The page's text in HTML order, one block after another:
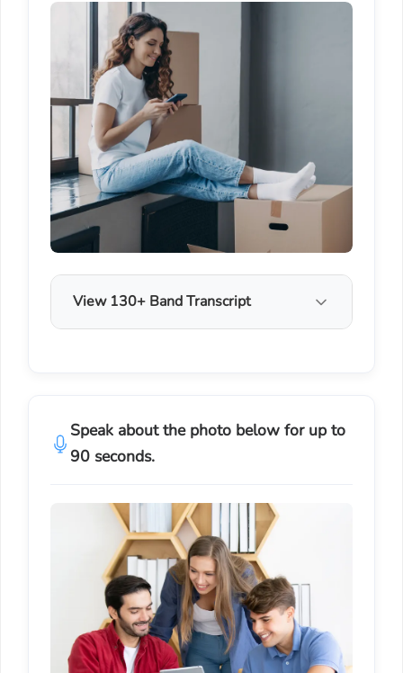
View 130+ Band Transcript
Speak about the photo below for up to
90 seconds.